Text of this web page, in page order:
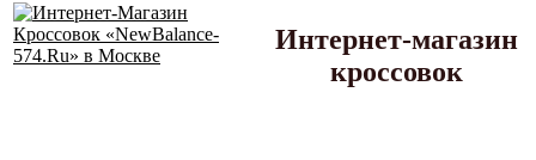
Интернет-магазин
кроссовок